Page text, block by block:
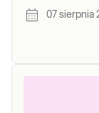
07 sierpnia